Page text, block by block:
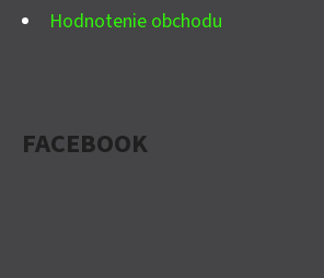
Hodnotenie obchodu
FACEBOOK